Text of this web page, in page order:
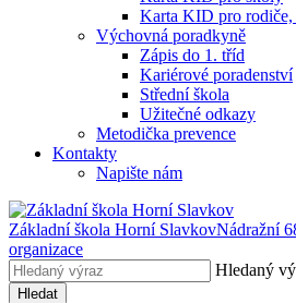
Karta KID pro rodiče,
Výchovná poradkyně
Zápis do 1. tříd
Kariérové poradenství
Střední škola
Užitečné odkazy
Metodička prevence
Kontakty
Napište nám
Základní škola Horní SlavkovNádražní
organizace
Hledaný
Hledat